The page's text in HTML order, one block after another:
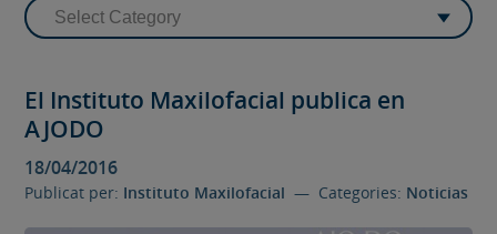
El Instituto Maxilofacial publica en
AJODO
18/04/2016
Publicat per: Instituto Maxilofacial — Categories: Noticias